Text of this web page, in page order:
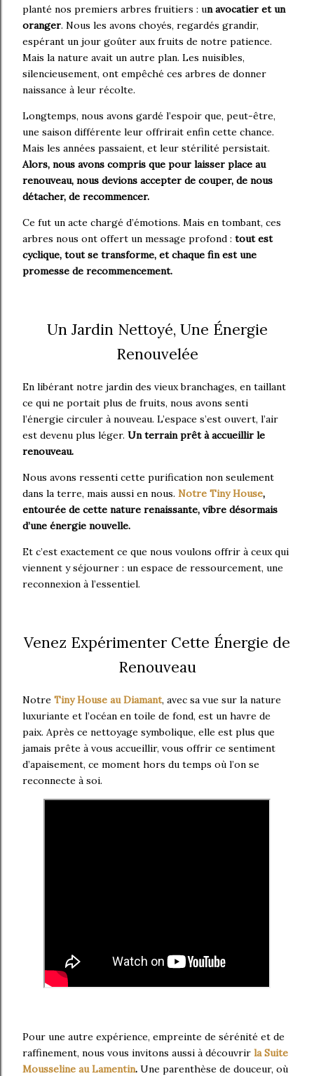
planté nos premiers arbres fruitiers : un avocatier et un
oranger. Nous les avons choyés, regardés grandir,
espérant un jour goûter aux fruits de notre patience.
Mais la nature avait un autre plan. Les nuisibles,
silencieusement, ont empêché ces arbres de donner
naissance à leur récolte.
Longtemps, nous avons gardé l’espoir que, peut-être,
une saison différente leur offrirait enfin cette chance.
Mais les années passaient, et leur stérilité persistait.
Alors, nous avons compris que pour laisser place au
renouveau, nous devions accepter de couper, de nous
détacher, de recommencer.
Ce fut un acte chargé d’émotions. Mais en tombant, ces
arbres nous ont offert un message profond : tout est
cyclique, tout se transforme, et chaque fin est une
promesse de recommencement.
Un Jardin Nettoyé, Une Énergie
Renouvelée
En libérant notre jardin des vieux branchages, en taillant
ce qui ne portait plus de fruits, nous avons senti
l’énergie circuler à nouveau. L’espace s’est ouvert, l’air
est devenu plus léger. Un terrain prêt à accueillir le
renouveau.
Nous avons ressenti cette purification non seulement
dans la terre, mais aussi en nous. Notre Tiny House,
entourée de cette nature renaissante, vibre désormais
d’une énergie nouvelle.
Et c’est exactement ce que nous voulons offrir à ceux qui
viennent y séjourner : un espace de ressourcement, une
reconnexion à l’essentiel.
Venez Expérimenter Cette Énergie de
Renouveau
Notre Tiny House au Diamant, avec sa vue sur la nature
luxuriante et l’océan en toile de fond, est un havre de
paix. Après ce nettoyage symbolique, elle est plus que
jamais prête à vous accueillir, vous offrir ce sentiment
d’apaisement, ce moment hors du temps où l’on se
reconnecte à soi.
Pour une autre expérience, empreinte de sérénité et de
raffinement, nous vous invitons aussi à découvrir la Suite
Mousseline au Lamentin. Une parenthèse de douceur, où